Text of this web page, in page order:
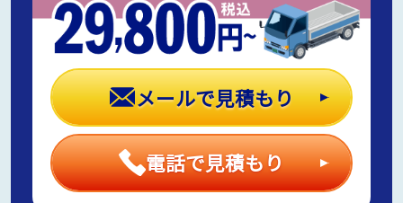
メールで見積もり
電話で見積もり